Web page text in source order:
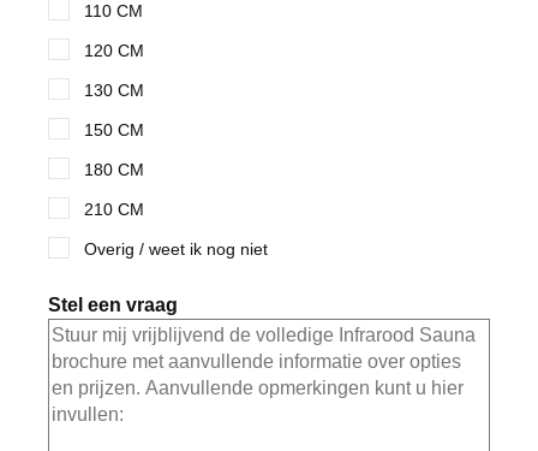
110 CM
120 CM
130 CM
150 CM
180 CM
210 CM
Overig / weet ik nog niet
Stel een vraag